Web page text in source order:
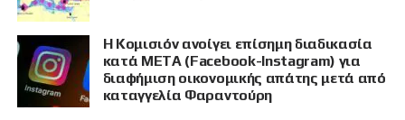
Η Κομισιόν ανοίγει επίσημη διαδικασία
κατά META (Facebook-Instagram) για
διαφήμιση οικονομικής απάτης μετά από
καταγγελία Φαραντούρη